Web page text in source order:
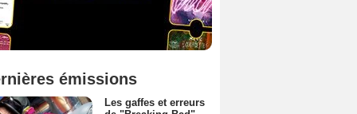
émissions
Les gaffes et erreurs